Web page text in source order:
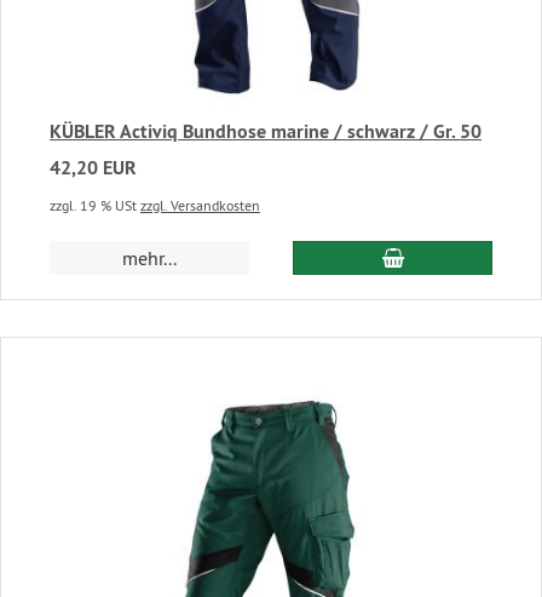
KÜBLER Activiq Bundhose marine / schwarz / Gr. 50
42,20 EUR
zzgl. 19 % USt zzgl. Versandkosten
mehr... In den